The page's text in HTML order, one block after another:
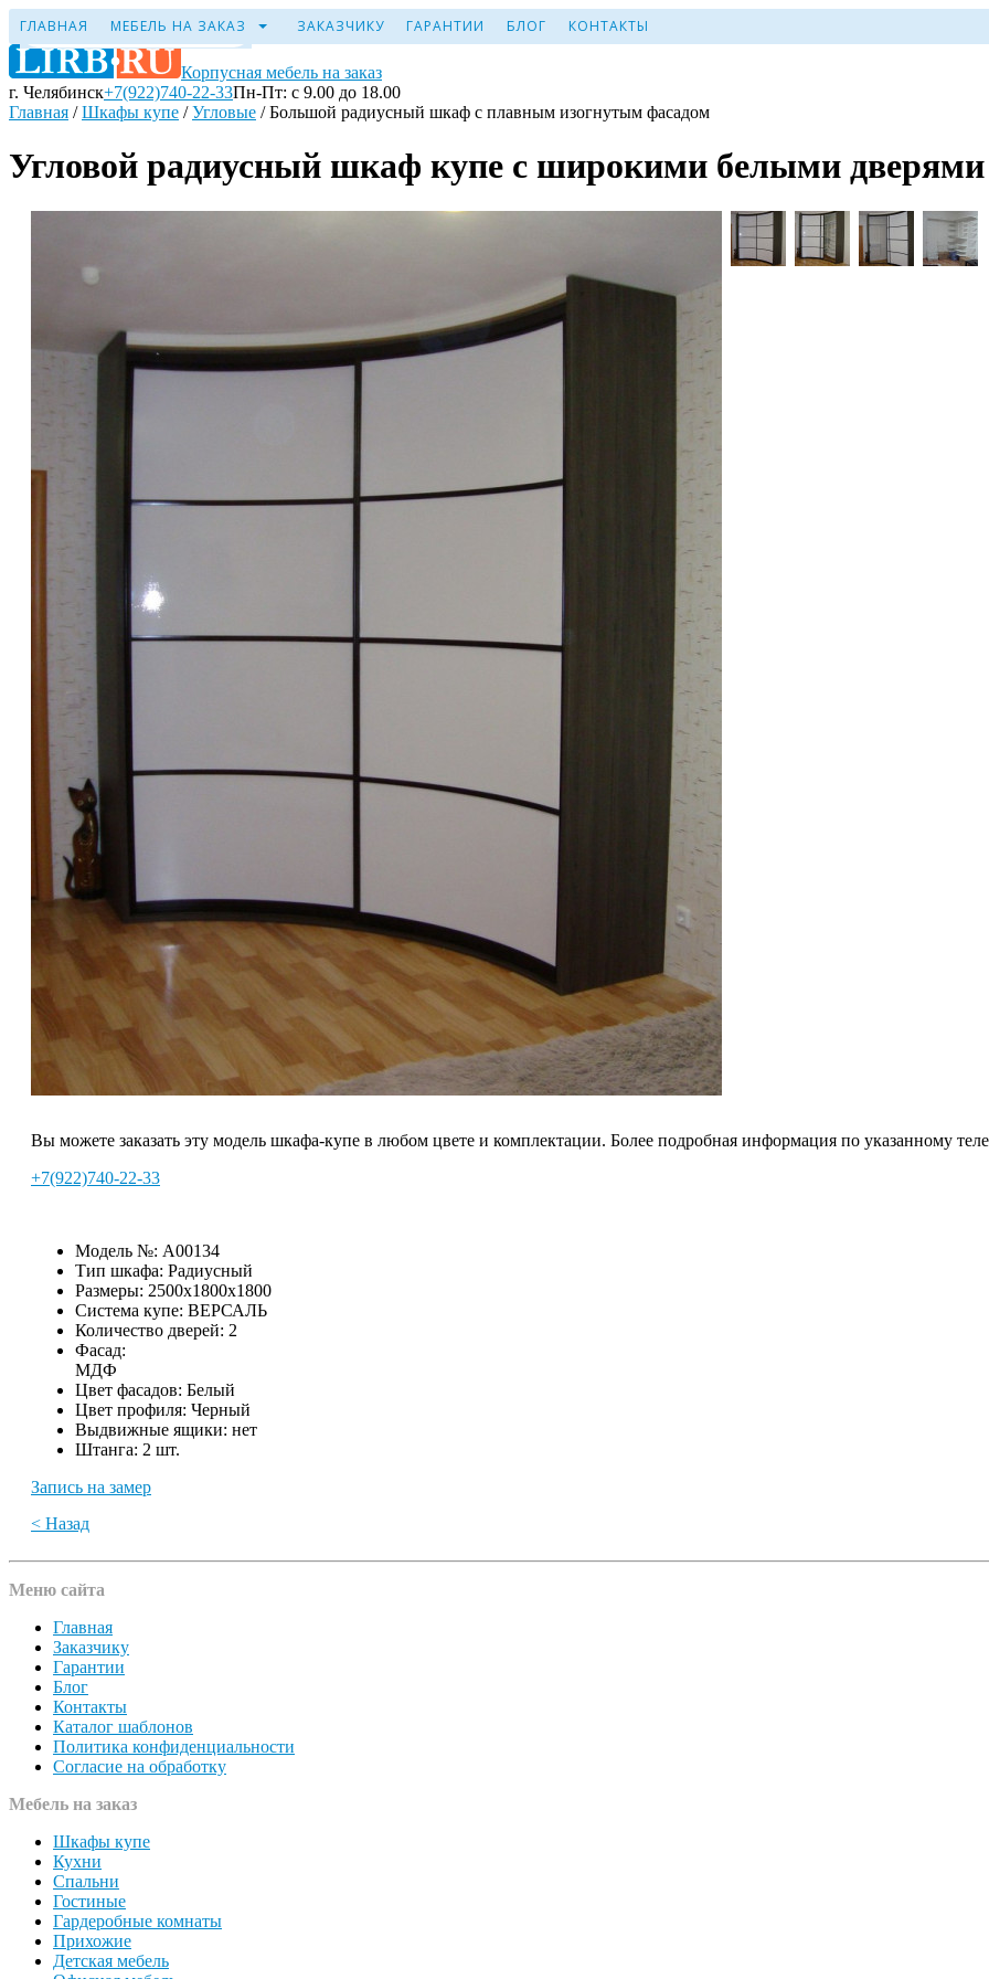
ГЛАВНАЯ МЕБЕЛЬ НА ЗАКАЗ ЗАКАЗЧИКУ ГАРАНТИИ БЛОГ КОНТАКТЫ
Корпусная мебель на заказ
г. Челябинск+7(922)740-22-33Пн-Пт: с 9.00 до 18.00
Главная /Шкафы купе /Угловые /Большой радиусный шкаф с плавным изогнутым фасадом
Угловой радиусный шкаф купе с широкими белыми дверями
Вы можете заказать эту модель шкафа-купе в любом цвете и комплектации. Более подробная информация по указанному
+7(922)740-22-33
Модель №: A00134
Тип шкафа: Радиусный
Размеры: 2500х1800х1800
Система купе: ВЕРСАЛЬ
Количество дверей: 2
Фасад:
МДФ
Цвет фасадов: Белый
Цвет профиля: Черный
Выдвижные ящики: нет
Штанга: 2 шт.
Запись на замер
< Назад
Меню сайта
Главная
Заказчику
Гарантии
Блог
Контакты
Каталог шаблонов
Политика конфиденциальности
Согласие на обработку
Мебель на заказ
Шкафы купе
Кухни
Спальни
Гостиные
Гардеробные комнаты
Прихожие
Детская мебель